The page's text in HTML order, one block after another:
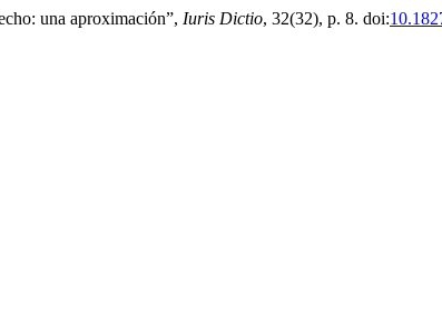
una aproximación”, Iuris Dictio, 32(32), p. 8. doi: